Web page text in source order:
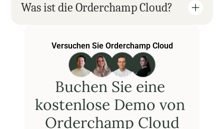
Was ist die Orderchamp Cloud?
Versuchen Sie Orderchamp Cloud
Buchen Sie eine
kostenlose Demo von
Orderchamp Cloud